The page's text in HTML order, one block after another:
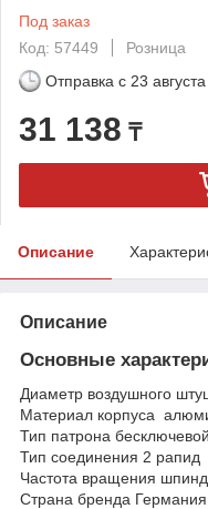
Под заказ
Код: 57449
Розница
Отправка с 23
31 138 ₸
Описание
Описание
Основные
Диаметр воздушного
Материал корпуса
Тип патрона бесключевой
Тип соединения 2 рапид
Частота вращения
Страна бренда Германия